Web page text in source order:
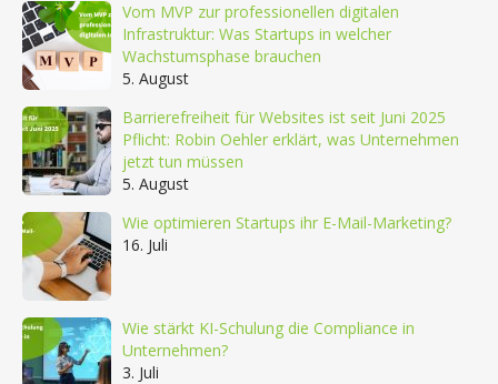
Vom MVP zur professionellen digitalen
Infrastruktur: Was Startups in welcher
Wachstumsphase brauchen
5. August
Barrierefreiheit für Websites ist seit Juni 2025
Pflicht: Robin Oehler erklärt, was Unternehmen
jetzt tun müssen
5. August
Wie optimieren Startups ihr E-Mail-Marketing?
16. Juli
Wie stärkt KI-Schulung die Compliance in
Unternehmen?
3. Juli